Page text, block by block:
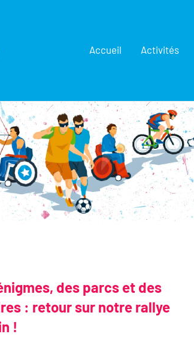
Accueil Activités
des parcs et des
: retour sur notre rallye
!